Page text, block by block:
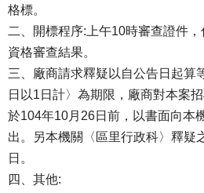
格標。
二、開標程序:上午10時審查證件
資格審查結果。
三、廠商請求釋疑以自公告日起算
日以1日計〉為期限，廠商對本案
於104年10月26日前，以書面向本
出。另本機關〈區里行政科〉釋疑
日。
四、其他: